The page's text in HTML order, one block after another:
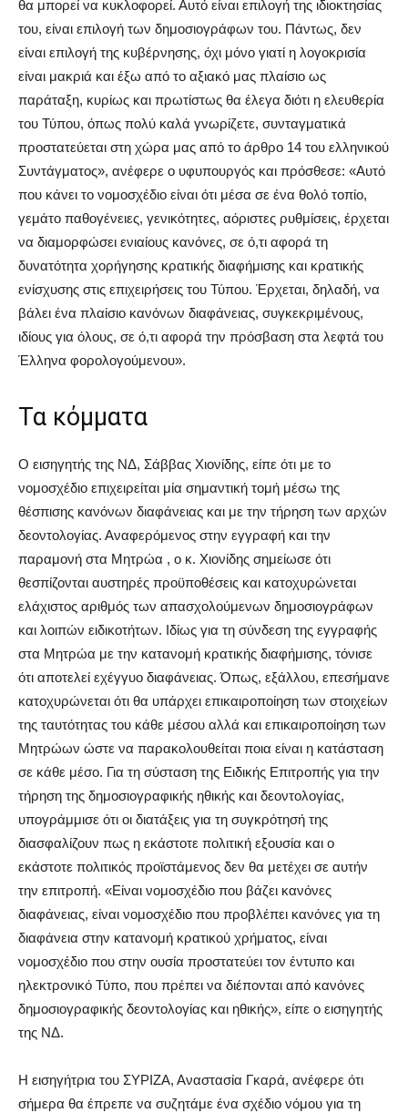
θα μπορεί να κυκλοφορεί. Αυτό είναι επιλογή της ιδιοκτησίας
του, είναι επιλογή των δημοσιογράφων του. Πάντως, δεν
είναι επιλογή της κυβέρνησης, όχι μόνο γιατί η λογοκρισία
είναι μακριά και έξω από το αξιακό μας πλαίσιο ως
παράταξη, κυρίως και πρωτίστως θα έλεγα διότι η ελευθερία
του Τύπου, όπως πολύ καλά γνωρίζετε, συνταγματικά
προστατεύεται στη χώρα μας από το άρθρο 14 του ελληνικού
Συντάγματος», ανέφερε ο υφυπουργός και πρόσθεσε: «Αυτό
που κάνει το νομοσχέδιο είναι ότι μέσα σε ένα θολό τοπίο,
γεμάτο παθογένειες, γενικότητες, αόριστες ρυθμίσεις, έρχεται
να διαμορφώσει ενιαίους κανόνες, σε ό,τι αφορά τη
δυνατότητα χορήγησης κρατικής διαφήμισης και κρατικής
ενίσχυσης στις επιχειρήσεις του Τύπου. Έρχεται, δηλαδή, να
βάλει ένα πλαίσιο κανόνων διαφάνειας, συγκεκριμένους,
ιδίους για όλους, σε ό,τι αφορά την πρόσβαση στα λεφτά του
Έλληνα φορολογούμενου».
Τα κόμματα
O εισηγητής της ΝΔ, Σάββας Χιονίδης, είπε ότι με το
νομοσχέδιο επιχειρείται μία σημαντική τομή μέσω της
θέσπισης κανόνων διαφάνειας και με την τήρηση των αρχών
δεοντολογίας. Αναφερόμενος στην εγγραφή και την
παραμονή στα Μητρώα , ο κ. Χιονίδης σημείωσε ότι
θεσπίζονται αυστηρές προϋποθέσεις και κατοχυρώνεται
ελάχιστος αριθμός των απασχολούμενων δημοσιογράφων
και λοιπών ειδικοτήτων. Ιδίως για τη σύνδεση της εγγραφής
στα Μητρώα με την κατανομή κρατικής διαφήμισης, τόνισε
ότι αποτελεί εχέγγυο διαφάνειας. Όπως, εξάλλου, επεσήμανε
κατοχυρώνεται ότι θα υπάρχει επικαιροποίηση των στοιχείων
της ταυτότητας του κάθε μέσου αλλά και επικαιροποίηση των
Μητρώων ώστε να παρακολουθείται ποια είναι η κατάσταση
σε κάθε μέσο. Για τη σύσταση της Ειδικής Επιτροπής για την
τήρηση της δημοσιογραφικής ηθικής και δεοντολογίας,
υπογράμμισε ότι οι διατάξεις για τη συγκρότησή της
διασφαλίζουν πως η εκάστοτε πολιτική εξουσία και ο
εκάστοτε πολιτικός προϊστάμενος δεν θα μετέχει σε αυτήν
την επιτροπή. «Είναι νομοσχέδιο που βάζει κανόνες
διαφάνειας, είναι νομοσχέδιο που προβλέπει κανόνες για τη
διαφάνεια στην κατανομή κρατικού χρήματος, είναι
νομοσχέδιο που στην ουσία προστατεύει τον έντυπο και
ηλεκτρονικό Τύπο, που πρέπει να διέπονται από κανόνες
δημοσιογραφικής δεοντολογίας και ηθικής», είπε ο εισηγητής
της ΝΔ.
Η εισηγήτρια του ΣΥΡΙΖΑ, Αναστασία Γκαρά, ανέφερε ότι
σήμερα θα έπρεπε να συζητάμε ένα σχέδιο νόμου για τη